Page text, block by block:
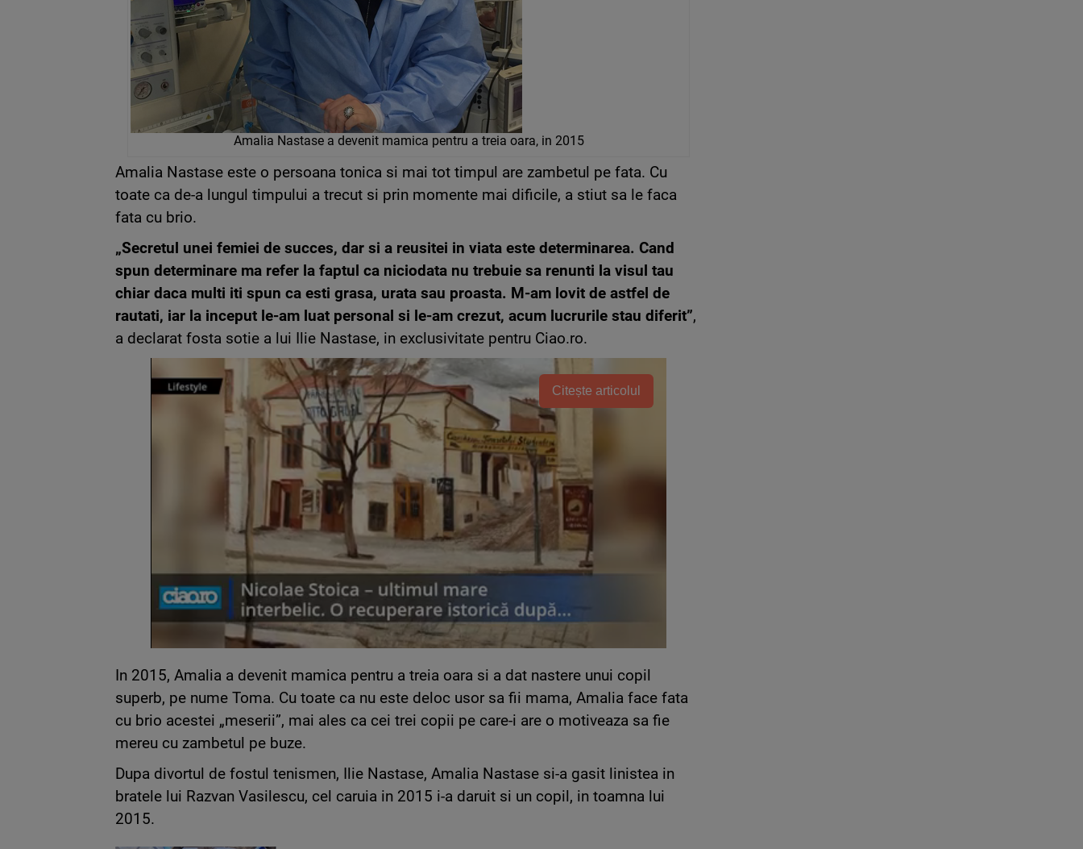
Amalia Nastase a devenit mamica pentru a treia oara, in 2015
Amalia Nastase este o persoana tonica si mai tot timpul are zambetul pe fata. Cu
toate ca de-a lungul timpului a trecut si prin momente mai dificile, a stiut sa le faca
fata cu brio.
„Secretul unei femiei de succes, dar si a reusitei in viata este determinarea. Cand
spun determinare ma refer la faptul ca niciodata nu trebuie sa renunti la visul tau
chiar daca multi iti spun ca esti grasa, urata sau proasta. M-am lovit de astfel de
rautati, iar la inceput le-am luat personal si le-am crezut, acum lucrurile stau diferit”,
a declarat fosta sotie a lui Ilie Nastase, in exclusivitate pentru Ciao.ro.
Citește articolul
In 2015, Amalia a devenit mamica pentru a treia oara si a dat nastere unui copil
superb, pe nume Toma. Cu toate ca nu este deloc usor sa fii mama, Amalia face fata
cu brio acestei „meserii”, mai ales ca cei trei copii pe care-i are o motiveaza sa fie
mereu cu zambetul pe buze.
Dupa divortul de fostul tenismen, Ilie Nastase, Amalia Nastase si-a gasit linistea in
bratele lui Razvan Vasilescu, cel caruia in 2015 i-a daruit si un copil, in toamna lui
2015.